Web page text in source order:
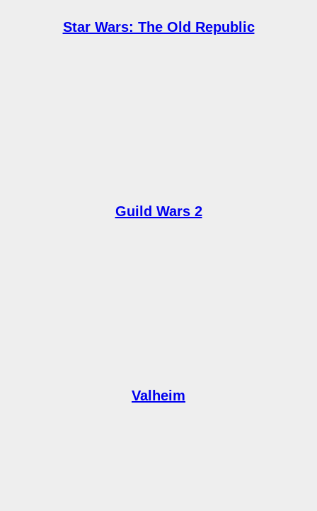
Star Wars: The Old Republic
Guild Wars 2
Valheim